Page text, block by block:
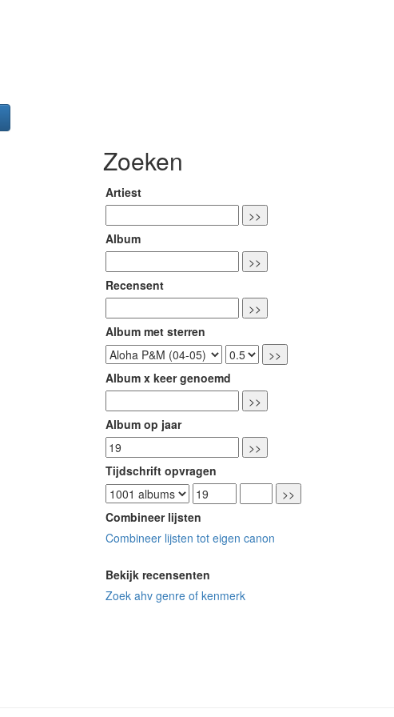
Zoeken
Artiest
Album
Recensent
Album met sterren
Album x keer genoemd
Album op jaar
Tijdschrift opvragen
Combineer lijsten
Combineer lijsten tot eigen canon
Bekijk recensenten
Zoek ahv genre of kenmerk